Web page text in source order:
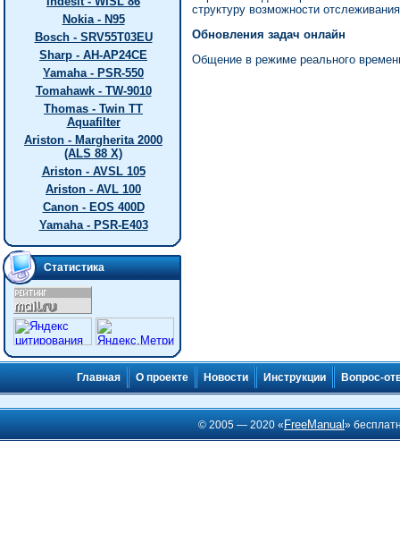
Nokia - N95
Bosch - SRV55T03EU
Sharp - AH-AP24CE
Yamaha - PSR-550
Tomahawk - TW-9010
Thomas - Twin TT
Aquafilter
Ariston - Margherita 2000
(ALS 88 X)
Ariston - AVSL 105
Ariston - AVL 100
Canon - EOS 400D
Yamaha - PSR-E403
Статистика
структуру возможности
Обновления задач онлайн
Общение в режиме реального
Главная О проекте Новости Инструкции Вопрос-
© 2005 — 2020 « FreeManual»